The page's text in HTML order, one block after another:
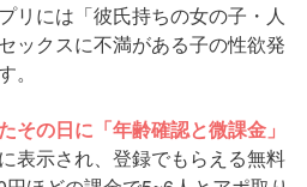
リには「彼氏持ちの女の子・人
ックスに不満がある子の性欲発
その日に「年齢確認と微課金」
表示され、登録でもらえる無料